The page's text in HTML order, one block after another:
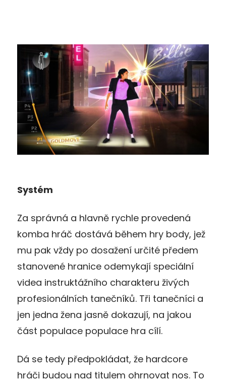
Systém
Za správná a hlavně rychle provedená
komba hráč dostává během hry body, jež
mu pak vždy po dosažení určité předem
stanovené hranice odemykají speciální
videa instruktážního charakteru živých
profesionálních tanečníků. Tři tanečníci a
jen jedna žena jasně dokazují, na jakou
část populace populace hra cílí.
Dá se tedy předpokládat, že hardcore
hráči budou nad titulem ohrnovat nos. To